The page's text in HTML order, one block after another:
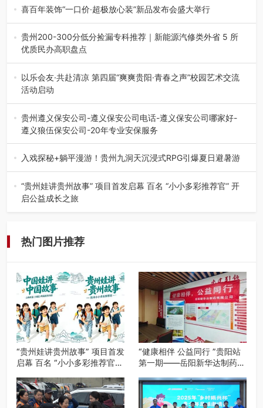
市退役军人事务局联合贵州广电…
喜百年装饰“一口价·超极放心装”新品发布会盛大举行
2026年7月31日，喜百年装饰“一口价·超极放心装”新品发布
会在贵阳隆重举行。…
贵州200-300分低分捡漏专科推荐｜新能源汽修类外省 5 所
优质民办高职盘点
在贵州省高考志愿填报体系中，200至300分数段考生可选择
的省内工科、新能源汽车…
以乐会友·共赴清凉 第四届“爽爽贵阳·青春之声”校园艺术交流
活动启动
七月的贵阳，清风送爽，第四届“爽爽贵阳·青春之声”校园管
弦乐（合唱）艺术交流活动…
贵州遵义保安公司-遵义保安公司电话-遵义保安公司哪家好-
遵义狼伍保安公司-20年专业安保服务
在遵义，不管是企业园区运营、小区物业管理、建筑工地施
工、商业商场经营，还是举办各…
入戏探秘+躺平漫游！贵州九洞天沉浸式RPG引爆夏日避暑游
入伏后的贵州，清凉依旧。而在毕节深处的九洞天景区，贵
州首个水上喀斯特沉浸式RPG…
“贵州娃讲贵州故事” 项目首发启幕 百名 “小小多彩推荐官” 开
启公益成长之旅
热门图片推荐
“贵州娃讲贵州故事” 项目首发
启幕 百名 “小小多彩推荐官”
“健康相伴 公益同行 ”贵阳站
第一期——岳阳新华达制药贵